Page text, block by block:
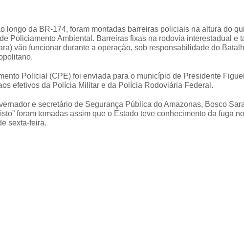
longo da BR-174, foram montadas barreiras policiais na altura do
Policiamento Ambiental. Barreiras fixas na rodovia interestadual e
vão funcionar durante a operação, sob responsabilidade do
Policial (CPE) foi enviada para o município de Presidente
efetivos da Polícia Militar e da Polícia Rodoviária Federal.
e secretário de Segurança Pública do Amazonas, Bosco
foram tomadas assim que o Estado teve conhecimento da fuga
sexta-feira.